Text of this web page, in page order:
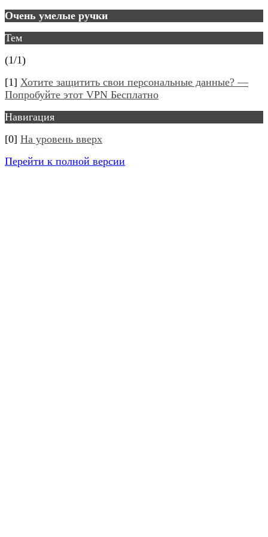
Очень умелые ручки
Тем
(1/1)
[1] Хотите защитить свои персональные данные? —
Попробуйте этот VPN Бесплатно
Навигация
[0] На уровень вверх
Перейти к полной версии